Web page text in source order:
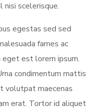
nisi scelerisque.
egestas sed sed
fames ac
est lorem ipsum.
condimentum mattis
volutpat maecenas
erat. Tortor id aliquet